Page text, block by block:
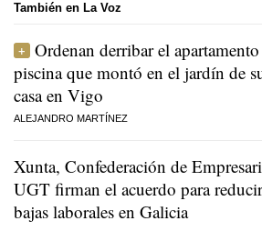
También en La Voz
Ordenan derribar el
piscina que montó en el jardín de
casa en Vigo
ALEJANDRO MARTÍNEZ
Xunta, Confederación de
UGT firman el acuerdo para
bajas laborales en Galicia